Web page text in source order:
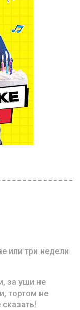
или три недели
за уши не
тортом не